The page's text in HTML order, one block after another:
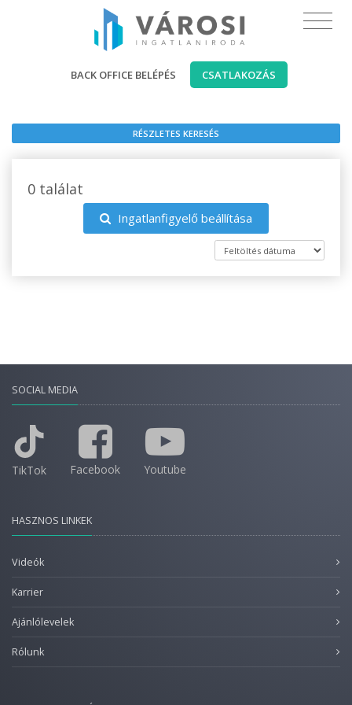
BACK OFFICE BELÉPÉS CSATLAKOZÁS
RÉSZLETES KERESÉS
0 találat
Ingatlanfigyelő beállítása
SOCIAL MEDIA
TikTok Facebook Youtube
HASZNOS LINKEK
Videók
Karrier
Ajánlólevelek
Rólunk